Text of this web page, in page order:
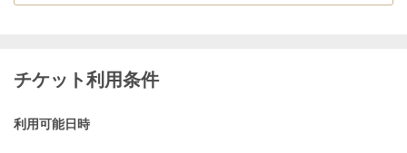
チケット利用条件
利用可能日時